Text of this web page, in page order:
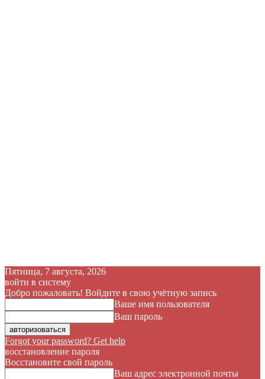
Пятница, 7 августа, 2026
войти в систему
Добро пожаловать! Войдите в свою учётную запись
Ваше имя пользователя
Ваш пароль
Forgot your password? Get help
восстановление пароля
Восстановите свой пароль
Ваш адрес электронной почты